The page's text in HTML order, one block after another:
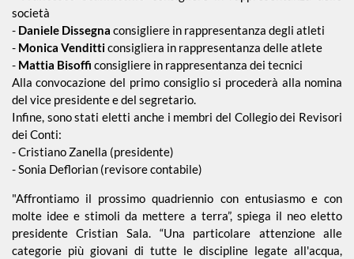
società
- Daniele Dissegna consigliere in rappresentanza degli atleti
- Monica Venditticonsigliera in rappresentanza delle atlete
- Mattia Bisoffi consigliere in rappresentanza dei tecnici
Alla convocazione del primo consiglio si procederà alla nomina
del vice presidente e del segretario.
Infine, sono stati eletti anche i membri del Collegio dei Revisori
dei Conti:
- Cristiano Zanella (presidente)
- Sonia Deflorian (revisore contabile)
"Affrontiamo il prossimo quadriennio con entusiasmo e con
molte idee e stimoli da mettere a terra”, spiega il neo eletto
presidente Cristian Sala. “Una particolare attenzione alle
categorie più giovani di tutte le discipline legate all'acqua,